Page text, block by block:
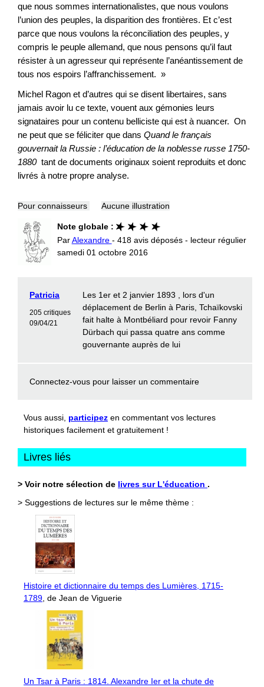
que nous sommes internationalistes, que nous voulons
l’union des peuples, la disparition des frontières. Et c’est
parce que nous voulons la réconciliation des peuples, y
compris le peuple allemand, que nous pensons qu’il faut
résister à un agresseur qui représente l’anéantissement de
tous nos espoirs l’affranchissement. »
Michel Ragon et d’autres qui se disent libertaires, sans
jamais avoir lu ce texte, vouent aux gémonies leurs
signataires pour un contenu belliciste qui est à nuancer. On
ne peut que se féliciter que dans Quand le français
gouvernait la Russie : l’éducation de la noblesse russe 1750-
1880 tant de documents originaux soient reproduits et donc
livrés à notre propre analyse.
Pour connaisseurs Aucune illustration
Note globale :
ParAlexandre - 418 avis déposés - lecteur régulier
samedi 01 octobre 2016
Patricia
205 critiques
09/04/21
Les 1er et 2 janvier 1893 , lors d'un
déplacement de Berlin à Paris, Tchaïkovski
fait halte à Montbéliard pour revoir Fanny
Dürbach qui passa quatre ans comme
gouvernante auprès de lui
Connectez-vous pour laisser un commentaire
Vous aussi, participez en commentant vos lectures
historiques facilement et gratuitement !
Livres liés
> Voir notre sélection de livres sur L'éducation .
> Suggestions de lectures sur le même thème :
Histoire et dictionnaire du temps des Lumières, 1715-
1789 , de Jean de Viguerie
Un Tsar à Paris : 1814. Alexandre Ier et la chute de